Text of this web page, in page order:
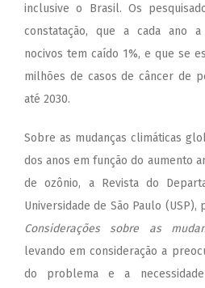
inclusive o Brasil. Os
constatação, que a cada ano
nocivos tem caído 1%, e que se
milhões de casos de câncer de
até 2030.
Sobre as mudanças climáticas
dos anos em função do aumento
de ozônio, a Revista do
Universidade de São Paulo
Considerações sobre as
levando em consideração a
do problema e a